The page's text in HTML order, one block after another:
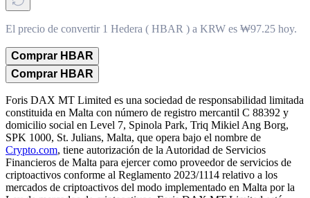
El precio de convertir 1 Hedera ( HBAR ) a KRW es ₩97.25 hoy.
Comprar HBAR
Comprar HBAR
Foris DAX MT Limited es una sociedad de responsabilidad limitada
constituida en Malta con número de registro mercantil C 88392 y
domicilio social en Level 7, Spinola Park, Triq Mikiel Ang Borg,
SPK 1000, St. Julians, Malta, que opera bajo el nombre de
Crypto.com, tiene autorización de la Autoridad de Servicios
Financieros de Malta para ejercer como proveedor de servicios de
criptoactivos conforme al Reglamento 2023/1114 relativo a los
mercados de criptoactivos del modo implementado en Malta por la